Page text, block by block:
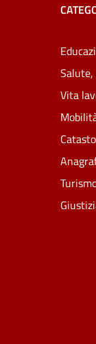
Salute,
Vita